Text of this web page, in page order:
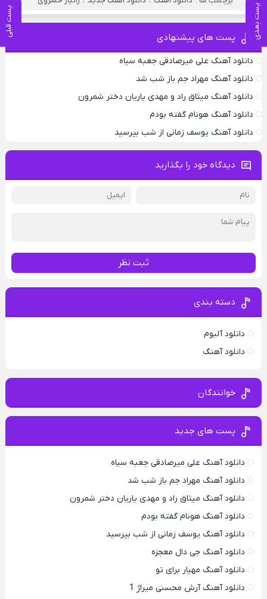
پست بعدی پست قبلی پست های پیشنهادی
دانلود آهنگ علی میرصادقی جعبه سیاه
دانلود آهنگ مهراد جم باز شب شد
دانلود آهنگ میثاق راد و مهدی یاریان دختر شمرون
دانلود آهنگ هونام گفته بودم
دانلود آهنگ یوسف زمانی از شب بپرسید
دیدگاه خود را بگذارید
ثبت نظر
دسته بندی
دانلود آلبوم
دانلود آهنگ
خوانندگان
پست های جدید
دانلود آهنگ علی میرصادقی جعبه سیاه
دانلود آهنگ مهراد جم باز شب شد
دانلود آهنگ میثاق راد و مهدی یاریان دختر شمرون
دانلود آهنگ هونام گفته بودم
دانلود آهنگ یوسف زمانی از شب بپرسید
دانلود آهنگ جی دال معجزه
دانلود آهنگ مهیار برای تو
دانلود آهنگ آرش محسنی میراژ 1